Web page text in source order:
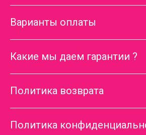
Варианты оплаты
Какие мы даем гарантии ?
Политика возврата
Политика